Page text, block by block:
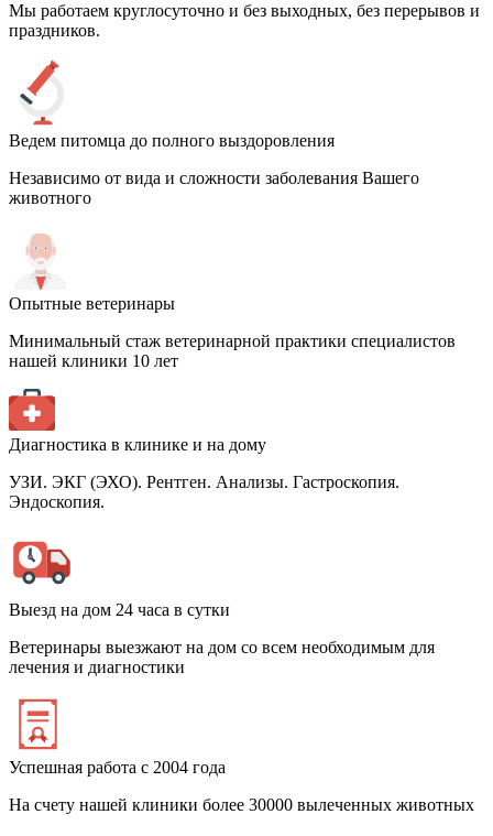
Мы работаем круглосуточно и без выходных, без перерывов и
праздников.
Ведем питомца до полного выздоровления
Независимо от вида и сложности заболевания Вашего
животного
Опытные ветеринары
Минимальный стаж ветеринарной практики специалистов
нашей клиники 10 лет
Диагностика в клинике и на дому
УЗИ. ЭКГ (ЭХО). Рентген. Анализы. Гастроскопия.
Эндоскопия.
Выезд на дом 24 часа в сутки
Ветеринары выезжают на дом со всем необходимым для
лечения и диагностики
Успешная работа с 2004 года
На счету нашей клиники более 30000 вылеченных животных